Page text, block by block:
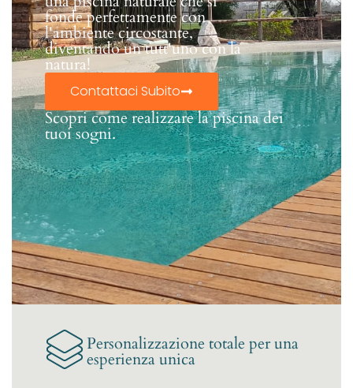
fonde perfettamente con
l'ambiente circostante,
diventando un tutt'uno con la
natura!
Contattaci Subito
Scopri come realizzare la piscina dei
tuoi sogni.
Personalizzazione totale per una
esperienza unica